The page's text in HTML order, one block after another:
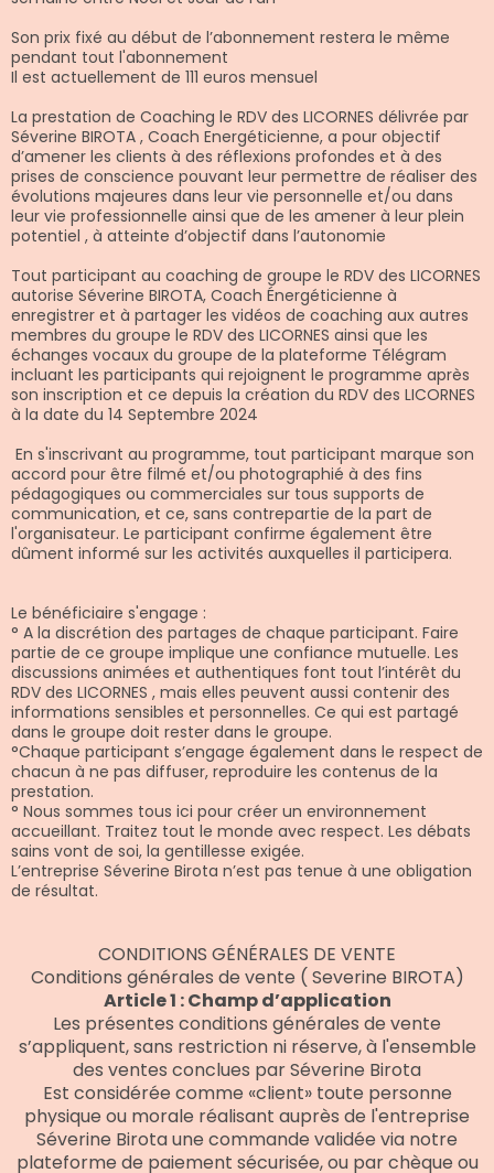
Son prix fixé au début de l’abonnement restera le même
pendant tout l'abonnement
Il est actuellement de 111 euros mensuel
La prestation de Coaching le RDV des LICORNES délivrée par
Séverine BIROTA , Coach Energéticienne, a pour objectif
d’amener les clients à des réflexions profondes et à des
prises de conscience pouvant leur permettre de réaliser des
évolutions majeures dans leur vie personnelle et/ou dans
leur vie professionnelle ainsi que de les amener à leur plein
potentiel , à atteinte d’objectif dans l’autonomie
Tout participant au coaching de groupe le RDV des LICORNES
autorise Séverine BIROTA, Coach Énergéticienne à
enregistrer et à partager les vidéos de coaching aux autres
membres du groupe le RDV des LICORNES ainsi que les
échanges vocaux du groupe de la plateforme Télégram
incluant les participants qui rejoignent le programme après
son inscription et ce depuis la création du RDV des LICORNES
à la date du 14 Septembre 2024
En s'inscrivant au programme, tout participant marque son
accord pour être filmé et/ou photographié à des fins
pédagogiques ou commerciales sur tous supports de
communication, et ce, sans contrepartie de la part de
l'organisateur. Le participant confirme également être
dûment informé sur les activités auxquelles il participera.
Le bénéficiaire s'engage :
° A la discrétion des partages de chaque participant. Faire
partie de ce groupe implique une confiance mutuelle. Les
discussions animées et authentiques font tout l’intérêt du
RDV des LICORNES , mais elles peuvent aussi contenir des
informations sensibles et personnelles. Ce qui est partagé
dans le groupe doit rester dans le groupe.
°Chaque participant s’engage également dans le respect de
chacun à ne pas diffuser, reproduire les contenus de la
prestation.
° Nous sommes tous ici pour créer un environnement
accueillant. Traitez tout le monde avec respect. Les débats
sains vont de soi, la gentillesse exigée.
L’entreprise Séverine Birota n’est pas tenue à une obligation
de résultat.
CONDITIONS GÉNÉRALES DE VENTE
Conditions générales de vente ( Severine BIROTA)
Article 1 : Champ d’application
Les présentes conditions générales de vente
s’appliquent, sans restriction ni réserve, à l'ensemble
des ventes conclues par Séverine Birota
Est considérée comme «client» toute personne
physique ou morale réalisant auprès de l'entreprise
Séverine Birota une commande validée via notre
plateforme de paiement sécurisée, ou par chèque ou